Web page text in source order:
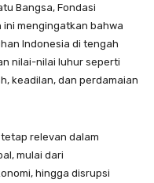
Bangsa, Fondasi
ini mengingatkan bahwa
Indonesia di tengah
nilai-nilai luhur seperti
keadilan, dan perdamaian
relevan dalam
mulai dari
hingga disrupsi